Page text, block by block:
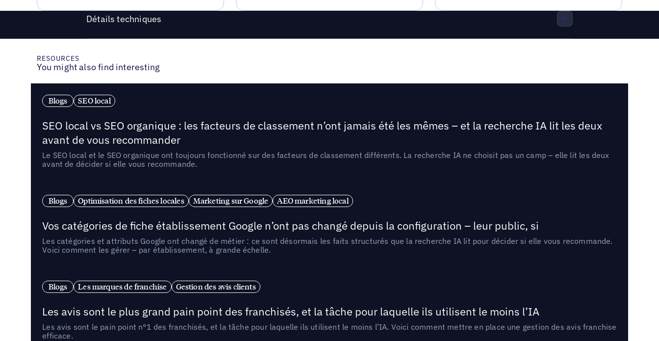
Détails techniques
RESOURCES
You might also find interesting
Blogs SEO local
SEO local vs SEO organique : les facteurs de classement n’ont jamais été les mêmes – et la recherche IA lit les deux
avant de vous recommander
Le SEO local et le SEO organique ont toujours fonctionné sur des facteurs de classement différents. La recherche IA ne choisit pas un camp – elle lit les deux
avant de décider si elle vous recommande.
Blogs Optimisation des fiches locales Marketing sur Google AEO marketing local
Vos catégories de fiche établissement Google n’ont pas changé depuis la configuration – leur public, si
Les catégories et attributs Google ont changé de métier : ce sont désormais les faits structurés que la recherche IA lit pour décider si elle vous recommande.
Voici comment les gérer – par établissement, à grande échelle.
Blogs Les marques de franchise Gestion des avis clients
Les avis sont le plus grand pain point des franchisés, et la tâche pour laquelle ils utilisent le moins l’IA
Les avis sont le pain point n°1 des franchisés, et la tâche pour laquelle ils utilisent le moins l’IA. Voici comment mettre en place une gestion des avis franchise
efficace.